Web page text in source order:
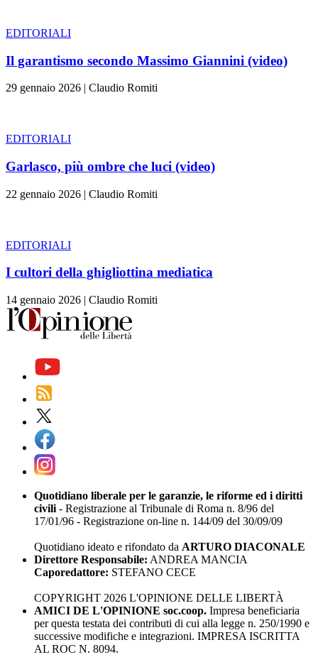
EDITORIALI
Il garantismo secondo Massimo Giannini (video)
29 gennaio 2026 | Claudio Romiti
EDITORIALI
Garlasco, più ombre che luci (video)
22 gennaio 2026 | Claudio Romiti
EDITORIALI
I cultori della ghigliottina mediatica
14 gennaio 2026 | Claudio Romiti
Quotidiano liberale per le garanzie, le riforme ed i diritti
civili - Registrazione al Tribunale di Roma n. 8/96 del
17/01/96 - Registrazione on-line n. 144/09 del 30/09/09
Quotidiano ideato e rifondato da ARTURO DIACONALE
Direttore Responsabile: ANDREA MANCIA
Caporedattore: STEFANO CECE
COPYRIGHT 2026 L'OPINIONE DELLE LIBERTÀ
AMICI DE L'OPINIONE soc.coop. Impresa beneficiaria
per questa testata dei contributi di cui alla legge n. 250/1990 e
successive modifiche e integrazioni. IMPRESA ISCRITTA
AL ROC N. 8094.